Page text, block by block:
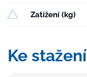
Zatížení (kg)
Ke stažení